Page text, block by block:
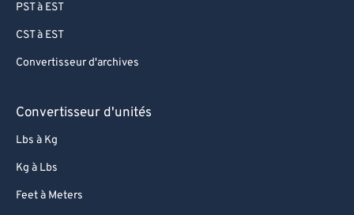
PST à EST
CST à EST
Convertisseur d'archives
Convertisseur d'unités
Lbs à Kg
Kg à Lbs
Feet à Meters